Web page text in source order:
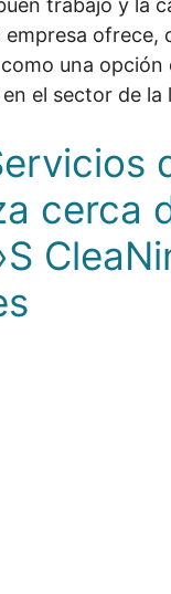
trabajo y la
empresa ofrece,
una opción
el sector de la
cerca